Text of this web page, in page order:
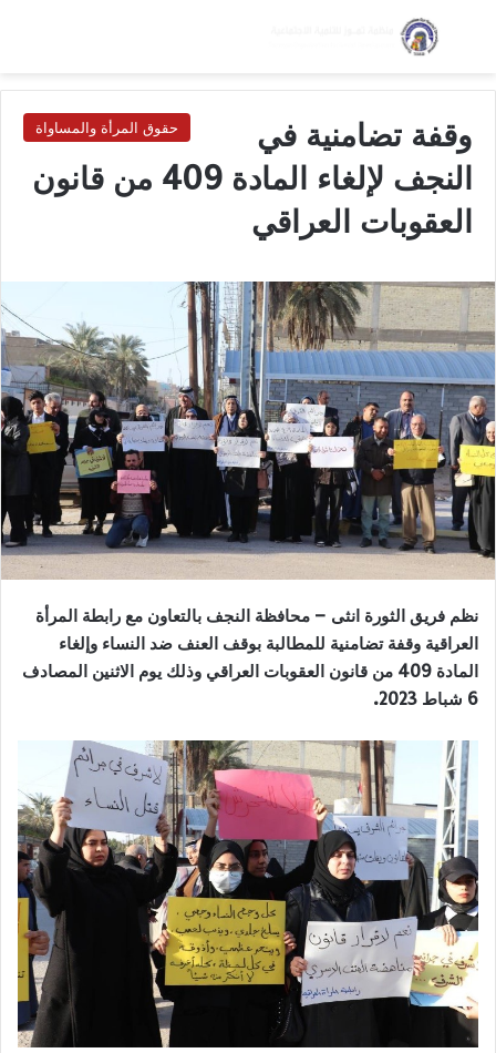
بحث عن
حقوق المرأة والمساواة
وقفة تضامنية في
النجف لإلغاء المادة 409 من قانون
العقوبات العراقي
نظم فريق الثورة انثى – محافظة النجف بالتعاون مع رابطة المرأة
العراقية وقفة تضامنية للمطالبة بوقف العنف ضد النساء وإلغاء
المادة 409 من قانون العقوبات العراقي وذلك يوم الاثنين المصادف
6 شباط 2023.